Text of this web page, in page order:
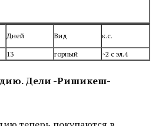
Дней Вид к.с.
13 горный ~2 с эл.4
Дели -Ришикеш-